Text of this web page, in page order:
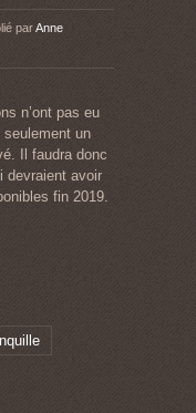
parAnne
n’ont pas eu
un
Il faudra donc
devraient avoir
fin 2019.